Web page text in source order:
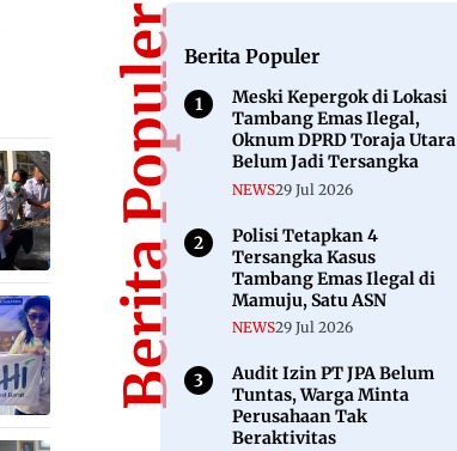
Berita PopulerBerita Populer
Meski Kepergok di Lokasi
Tambang Emas Ilegal,
Oknum DPRD Toraja Utara
Belum Jadi Tersangka
NEWS29 Jul 2026
Polisi Tetapkan 4
Tersangka Kasus
Tambang Emas Ilegal di
Mamuju, Satu ASN
NEWS29 Jul 2026
Audit Izin PT JPA Belum
Tuntas, Warga Minta
Perusahaan Tak
Beraktivitas